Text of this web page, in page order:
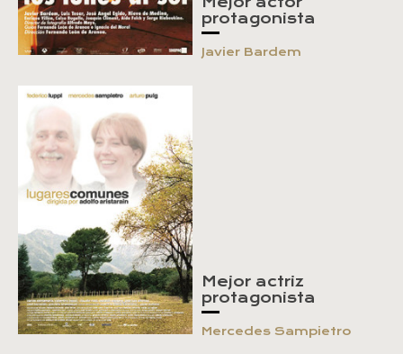
protagonista
Javier Bardem
Mejor actriz
protagonista
Mercedes Sampietro